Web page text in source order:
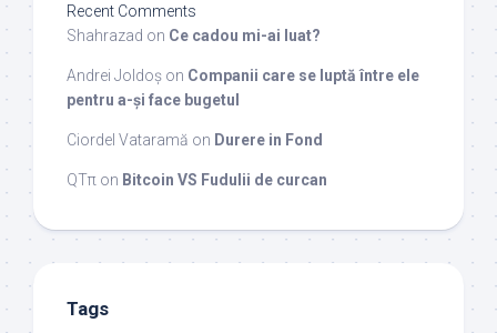
Recent Comments
Shahrazad on Ce cadou mi-ai luat?
Andrei Joldoș on Companii care se luptă între ele
pentru a-și face bugetul
Ciordel Vataramă on Durere in Fond
QTπ on Bitcoin VS Fudulii de curcan
Tags